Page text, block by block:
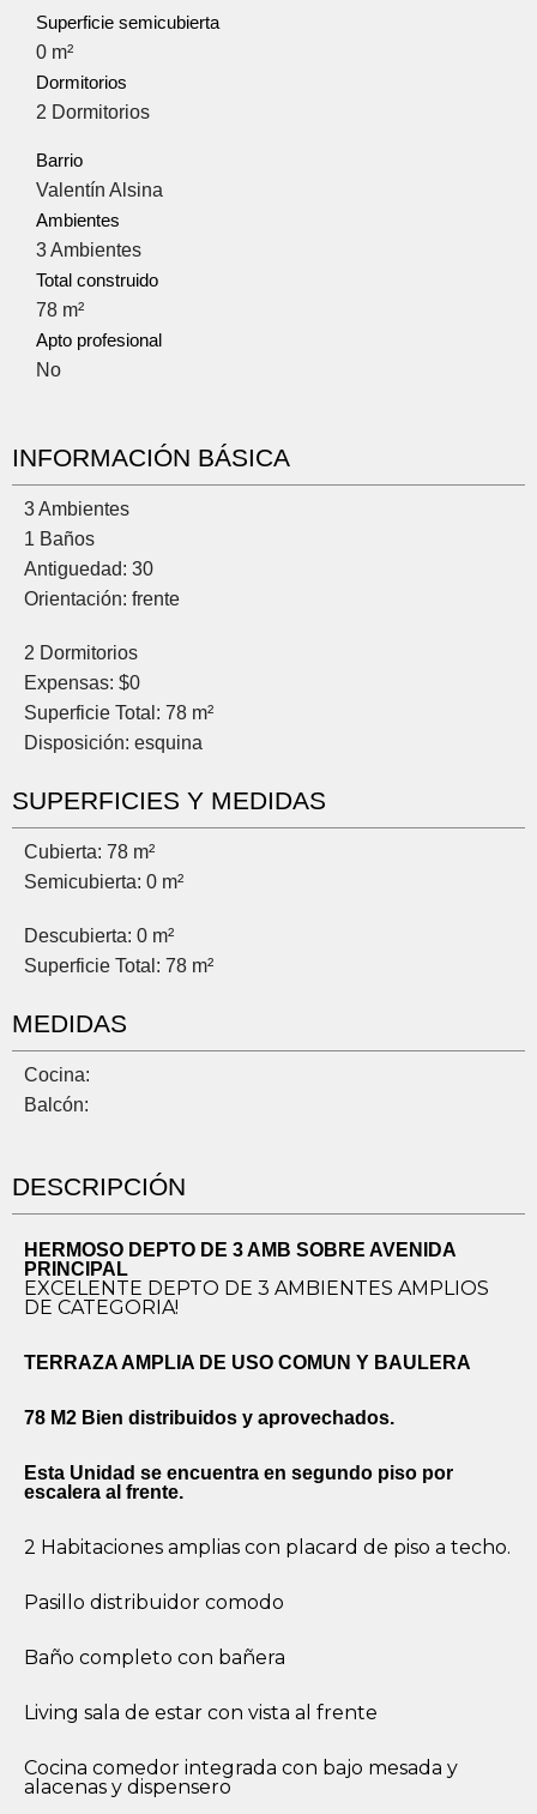
Superficie semicubierta
0 m²
Dormitorios
2 Dormitorios
Barrio
Valentín Alsina
Ambientes
3 Ambientes
Total construido
78 m²
Apto profesional
No
INFORMACIÓN BÁSICA
3 Ambientes
1 Baños
Antiguedad: 30
Orientación: frente
2 Dormitorios
Expensas: $0
Superficie Total: 78 m²
Disposición: esquina
SUPERFICIES Y MEDIDAS
Cubierta: 78 m²
Semicubierta: 0 m²
Descubierta: 0 m²
Superficie Total: 78 m²
MEDIDAS
Cocina:
Balcón:
DESCRIPCIÓN
HERMOSO DEPTO DE 3 AMB SOBRE AVENIDA
PRINCIPAL
EXCELENTE DEPTO DE 3 AMBIENTES AMPLIOS
DE CATEGORIA!
TERRAZA AMPLIA DE USO COMUN Y BAULERA
78 M2 Bien distribuidos y aprovechados.
Esta Unidad se encuentra en segundo piso por
escalera al frente.
2 Habitaciones amplias con placard de piso a techo.
Pasillo distribuidor comodo
Baño completo con bañera
Living sala de estar con vista al frente
Cocina comedor integrada con bajo mesada y
alacenas y dispensero